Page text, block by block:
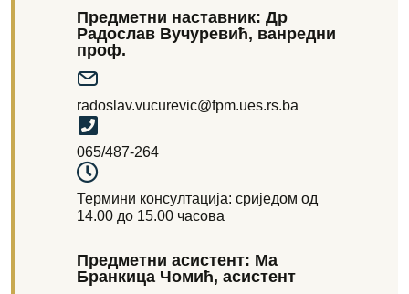
Предметни наставник: Др
Радослав Вучуревић, ванредни
проф.
radoslav.vucurevic@fpm.ues.rs.ba
065/487-264
Термини консултација: сриједом од
14.00 до 15.00 часова
Предметни асистент: Ма
Бранкица Чомић, асистент